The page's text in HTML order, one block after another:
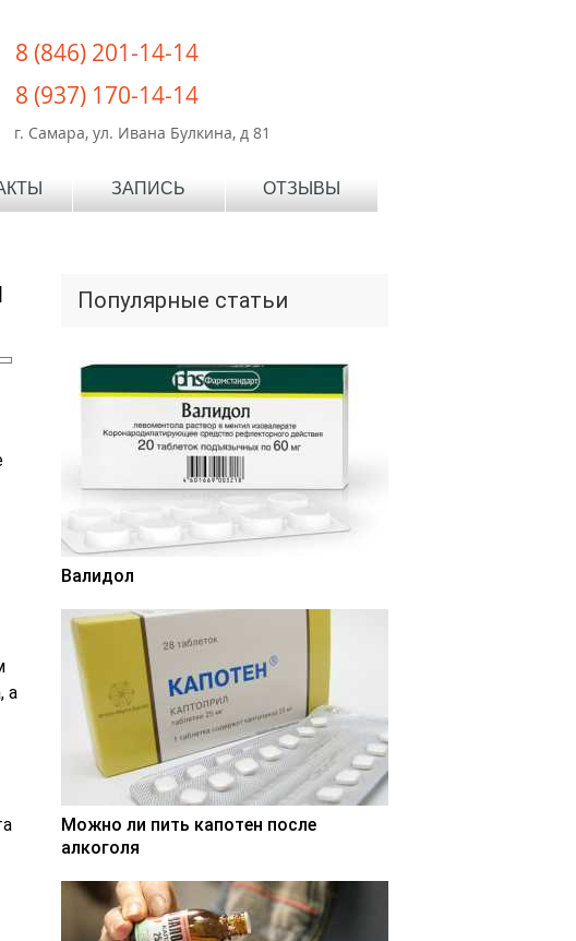
8 (846) 201-14-14
8 (937) 170-14-14
г. Самара, ул. Ивана Булкина, д 81
ЗАПИСЬ ОТЗЫВЫ
а
Популярные статьи
Валидол
Можно ли пить капотен после
алкоголя